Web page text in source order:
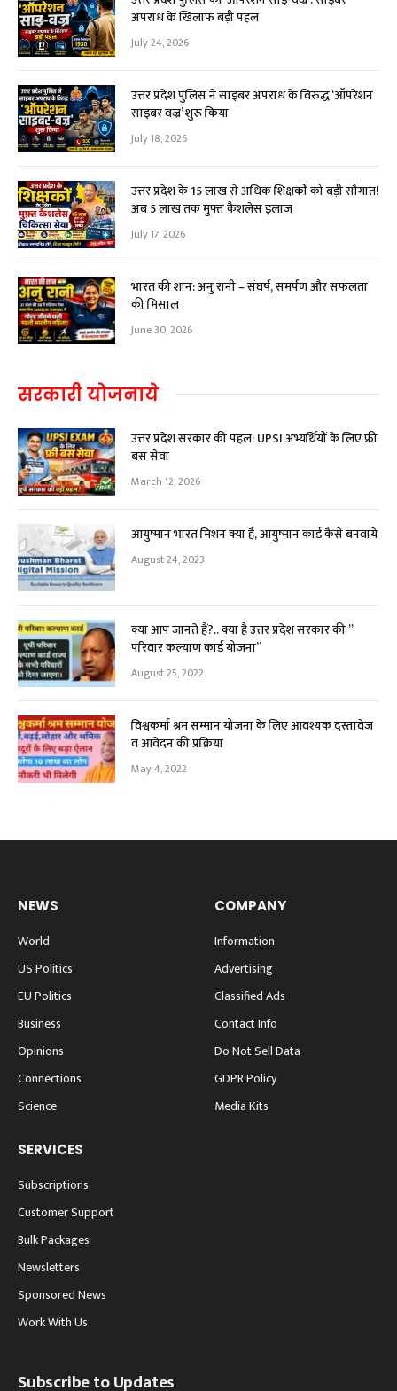
अपराध के खिलाफ बड़ी पहल
July 24, 2026
उत्तर प्रदेश पुलिस ने साइबर अपराध के विरुद्ध ‘ऑपरेशन
साइबर वज्र’ शुरू किया
July 18, 2026
उत्तर प्रदेश के 15 लाख से अधिक शिक्षकों को बड़ी सौगात!
अब ₹5 लाख तक मुफ्त कैशलेस इलाज
July 17, 2026
भारत की शान: अनु रानी – संघर्ष, समर्पण और सफलता
की मिसाल
June 30, 2026
सरकारी योजनाये
उत्तर प्रदेश सरकार की पहल: UPSI अभ्यर्थियों के लिए फ्री
बस सेवा
March 12, 2026
आयुष्मान भारत मिशन क्या है, आयुष्मान कार्ड कैसे बनवाये
August 24, 2023
क्या आप जानते हैं?.. क्या है उत्तर प्रदेश सरकार की ”
परिवार कल्याण कार्ड योजना”
August 25, 2022
विश्वकर्मा श्रम सम्मान योजना के लिए आवश्यक दस्तावेज
व आवेदन की प्रक्रिया
May 4, 2022
NEWS
World
US Politics
EU Politics
Business
Opinions
Connections
Science
COMPANY
Information
Advertising
Classified Ads
Contact Info
Do Not Sell Data
GDPR Policy
Media Kits
SERVICES
Subscriptions
Customer Support
Bulk Packages
Newsletters
Sponsored News
Work With Us
Subscribe to Updates